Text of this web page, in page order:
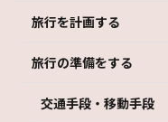
旅行を計画する
旅行の準備をする
交通手段・移動手段